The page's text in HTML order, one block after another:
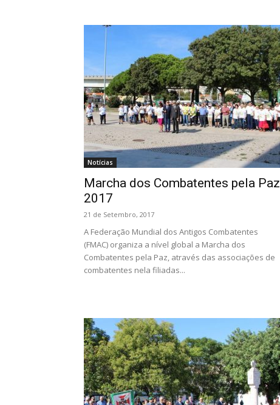
Notícias
Marcha dos Combatentes pela Paz
2017
21 de Setembro, 2017
A Federação Mundial dos Antigos Combatentes
(FMAC) organiza a nível global a Marcha dos
Combatentes pela Paz, através das associações de
combatentes nela filiadas...